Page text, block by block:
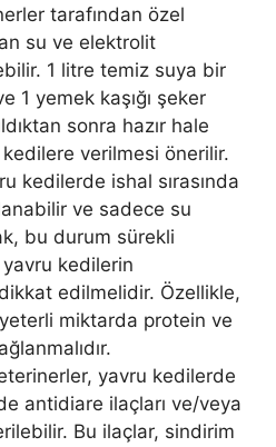
tarafından özel
su ve elektrolit
1 litre temiz suya bir
1 yemek kaşığı şeker
sonra hazır hale
verilmesi önerilir.
kedilerde ishal sırasında
ve sadece su
bu durum sürekli
yavru kedilerin
edilmelidir. Özellikle,
miktarda protein ve
yavru kedilerde
antidiare ilaçları ve/veya
Bu ilaçlar, sindirim